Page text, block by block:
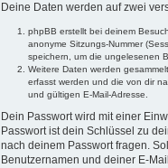
Deine Daten werden auf zwei
phpBB erstellt bei deinem
anonyme Sitzungs-Nummer
speichern, um die ungelesenen
Weitere Daten werden
erfasst werden und die von dir
und gültigen E-Mail-Adresse.
Dein Passwort wird mit einer
Passwort ist dein Schlüssel zu
nach deinem Passwort fragen.
Benutzernamen und deiner E-